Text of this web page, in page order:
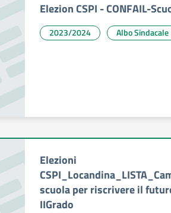
Elezion CSPI - CONFAIL-
2023/2024 Albo Sindacale
Elezioni
scuola per riscrivere il
IIGrado